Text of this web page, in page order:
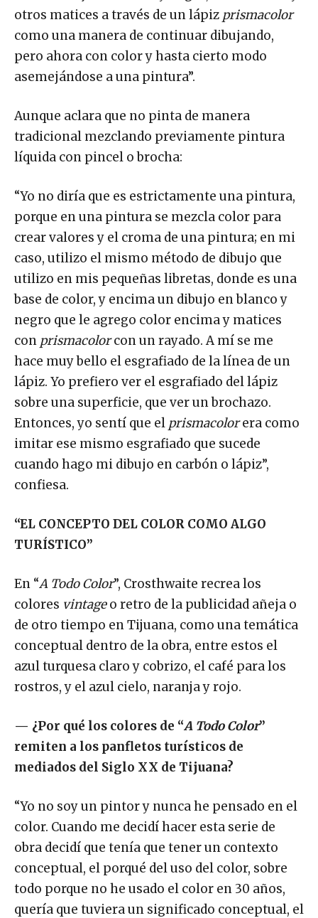
otros matices a través de un lápiz prismacolor
como una manera de continuar dibujando,
pero ahora con color y hasta cierto modo
asemejándose a una pintura”.
Aunque aclara que no pinta de manera
tradicional mezclando previamente pintura
líquida con pincel o brocha:
“Yo no diría que es estrictamente una pintura,
porque en una pintura se mezcla color para
crear valores y el croma de una pintura; en mi
caso, utilizo el mismo método de dibujo que
utilizo en mis pequeñas libretas, donde es una
base de color, y encima un dibujo en blanco y
negro que le agrego color encima y matices
con prismacolorcon un rayado. A mí se me
hace muy bello el esgrafiado de la línea de un
lápiz. Yo prefiero ver el esgrafiado del lápiz
sobre una superficie, que ver un brochazo.
Entonces, yo sentí que el prismacolorera como
imitar ese mismo esgrafiado que sucede
cuando hago mi dibujo en carbón o lápiz”,
confiesa.
“EL CONCEPTO DEL COLOR COMO ALGO
TURÍSTICO”
En “A Todo Color”, Crosthwaite recrea los
colores vintageo retro de la publicidad añeja o
de otro tiempo en Tijuana, como una temática
conceptual dentro de la obra, entre estos el
azul turquesa claro y cobrizo, el café para los
rostros, y el azul cielo, naranja y rojo.
— ¿Por qué los colores de “A Todo Color”
remiten a los panfletos turísticos de
mediados del Siglo XX de Tijuana?
“Yo no soy un pintor y nunca he pensado en el
color. Cuando me decidí hacer esta serie de
obra decidí que tenía que tener un contexto
conceptual, el porqué del uso del color, sobre
todo porque no he usado el color en 30 años,
quería que tuviera un significado conceptual, el